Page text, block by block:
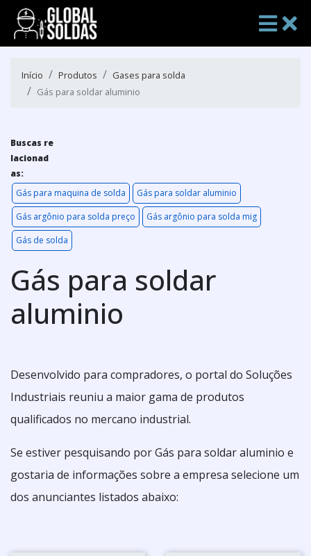
Início Produtos
Gases para solda
Gás para soldar aluminio
Buscas re
lacionad
as:
Gás para maquina de solda
Gás para soldar aluminio
Gás argônio para solda preço
Gás argônio para solda mig
Gás de solda
Gás para soldar
aluminio
Desenvolvido para compradores, o portal do Soluções
Industriais reuniu a maior gama de produtos
qualificados no mercano industrial.
Se estiver pesquisando por Gás para soldar aluminio e
gostaria de informações sobre a empresa selecione um
dos anunciantes listados abaixo: